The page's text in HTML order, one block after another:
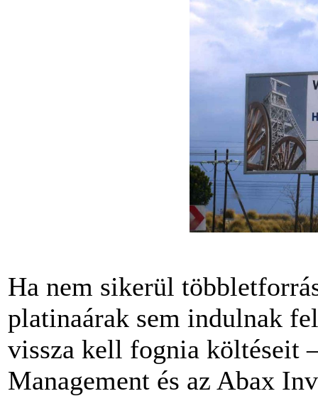
Ha nem sikerül
platinaárak sem indulnak
vissza kell fognia költéseit
Management és az Abax